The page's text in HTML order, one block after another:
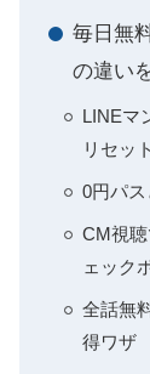
毎日無
の違い
LINEマ
リセッ
0円パ
CM視
ェック
全話無
得ワザ